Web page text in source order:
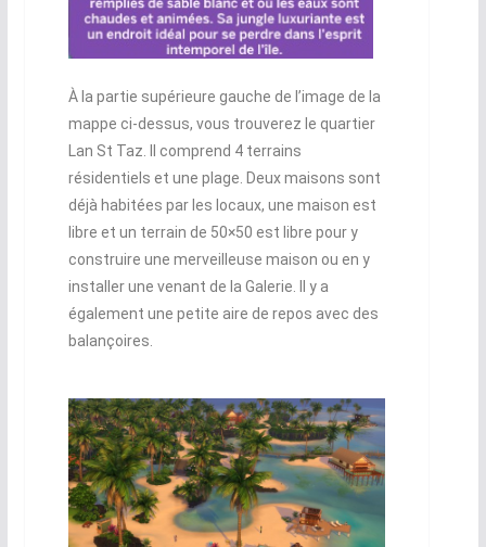
À la partie supérieure gauche de l’image de la
mappe ci-dessus, vous trouverez le quartier
Lan St Taz. Il comprend 4 terrains
résidentiels et une plage. Deux maisons sont
déjà habitées par les locaux, une maison est
libre et un terrain de 50×50 est libre pour y
construire une merveilleuse maison ou en y
installer une venant de la Galerie. Il y a
également une petite aire de repos avec des
balançoires.